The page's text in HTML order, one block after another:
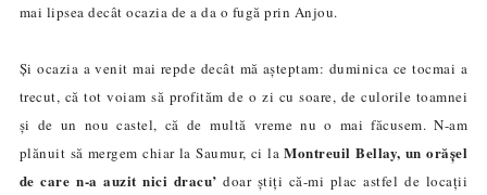
mai lipsea decât ocazia de a da o fugă prin Anjou.
Și ocazia a venit mai repde decât mă așteptam: duminica ce tocmai a
trecut, că tot voiam să profităm de o zi cu soare, de culorile toamnei
și de un nou castel, că de multă vreme nu o mai făcusem. N-am
plănuit să mergem chiar la Saumur, ci laMontreuil Bellay, un orășel
de care n-a auzit nici dracu’ doar știți că-mi plac astfel de locații